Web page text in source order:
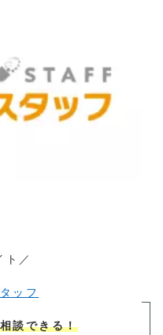
ト／
ッフ
談できる！